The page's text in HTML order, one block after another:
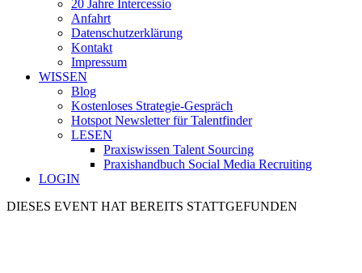
20 Jahre Intercessio
Anfahrt
Datenschutzerklärung
Kontakt
Impressum
WISSEN
Blog
Kostenloses Strategie-Gespräch
Hotspot Newsletter für Talentfinder
LESEN
Praxiswissen Talent Sourcing
Praxishandbuch Social Media Recruiting
LOGIN
DIESES EVENT HAT BEREITS STATTGEFUNDEN